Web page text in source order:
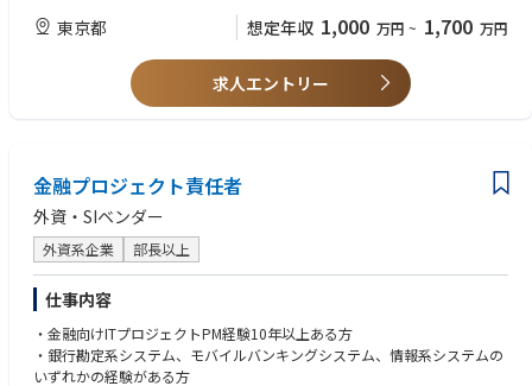
・脅威ハンティング関連業務
・サードパーティにおけるサイバーセキュリティリスク管理強化関連業務
・構成管理機能（ＣＭＤＢ）構築関連業務
東京都 想定年収 1,000 万円 ~ 1,700 万円
求人エントリー
金融プロジェクト責任者
外資・SIベンダー
外資系企業 部長以上
仕事内容
・金融向けITプロジェクトPM経験10年以上ある方
・銀行勘定系システム、モバイルバンキングシステム、情報系システムの
いずれかの経験がある方